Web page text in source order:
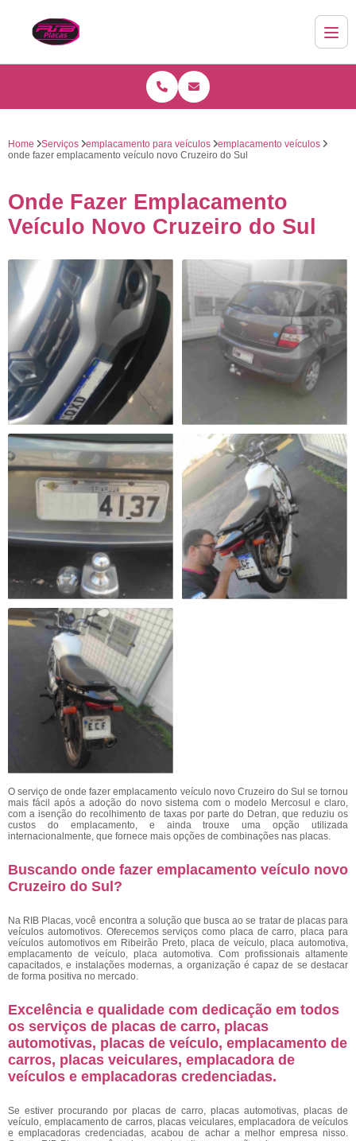
Home Serviços emplacamento para veículos
emplacamento veículos
onde fazer emplacamento veículo novo Cruzeiro do Sul
Onde Fazer Emplacamento
Veículo Novo Cruzeiro do Sul
O serviço de onde fazer emplacamento veículo novo Cruzeiro do Sul se tornou
mais fácil após a adoção do novo sistema com o modelo Mercosul e claro,
com a isenção do recolhimento de taxas por parte do Detran, que reduziu os
custos do emplacamento, e ainda trouxe uma opção utilizada
internacionalmente, que fornece mais opções de combinações nas placas.
Buscando onde fazer emplacamento veículo novo
Cruzeiro do Sul?
Na RIB Placas, você encontra a solução que busca ao se tratar de placas para
veículos automotivos. Oferecemos serviços como placa de carro, placa para
veículos automotivos em Ribeirão Preto, placa de veículo, placa automotiva,
emplacamento de veículo, placa automotiva. Com profissionais altamente
capacitados, e instalações modernas, a organização é capaz de se destacar
de forma positiva no mercado.
Excelência e qualidade com dedicação em todos
os serviços de placas de carro, placas
automotivas, placas de veículo, emplacamento de
carros, placas veiculares, emplacadora de
veículos e emplacadoras credenciadas.
Se estiver procurando por placas de carro, placas automotivas, placas de
veículo, emplacamento de carros, placas veiculares, emplacadora de veículos
e emplacadoras credenciadas, acabou de achar a melhor empresa nisso.